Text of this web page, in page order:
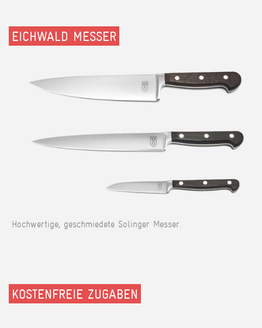
EICHWALD MESSER
Hochwertige, geschmiedete Solinger Messer.
KOSTENFREIE ZUGABEN